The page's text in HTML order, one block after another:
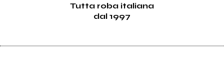
Tutta roba italiana
dal 1997